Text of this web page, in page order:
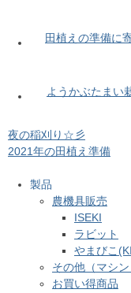
田植えの準備に
ようかぶたまい
夜の稲刈り☆彡
2021年の田植え準備
製品
農機具販売
ISEKI
ラビット
やまびこ
その他（マシン
お買い得商品